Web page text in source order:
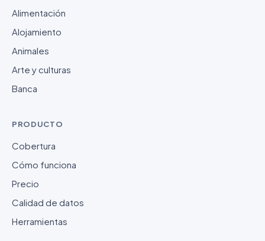
Alimentación
Alojamiento
Animales
Arte y culturas
Banca
PRODUCTO
Cobertura
Cómo funciona
Precio
Calidad de datos
Herramientas